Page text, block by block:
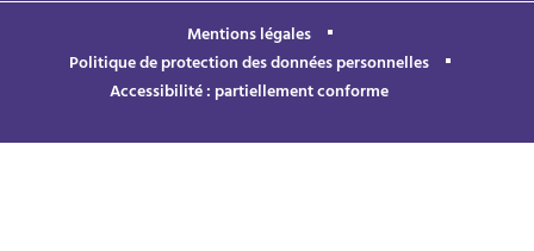
Mentions légales
Politique de protection des données personnelles
Accessibilité : partiellement conforme